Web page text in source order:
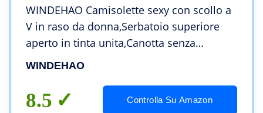
WINDEHAO Camisolette sexy con scollo a
V in raso da donna,Serbatoio superiore
aperto in tinta unita,Canotta senza
maniche allentata
WINDEHAO
8.5 Controlla Su Amazon